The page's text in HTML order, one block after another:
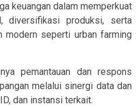
keuangan dalam memperkuat
diversifikasi produksi, serta
modern seperti urban farming
pemantauan dan respons
melalui sinergi data dan
dan instansi terkait.